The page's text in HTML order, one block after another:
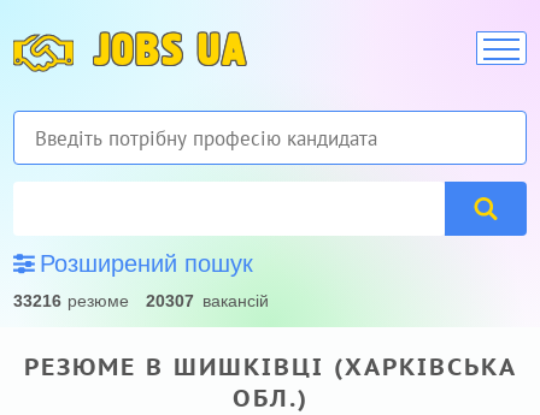
JOBS UA
Розширений пошук
33216 резюме 20307 вакансій
РЕЗЮМЕ В ШИШКІВЦІ (ХАРКІВСЬКА
ОБЛ.)